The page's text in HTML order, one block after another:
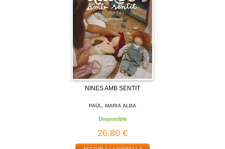
NINES AMB SENTIT
PAÜL, MARIA ALBA
Disponible
26,80 €